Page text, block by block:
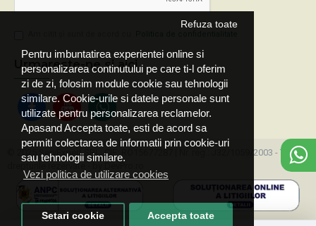
Pentru imbuntatirea experientei online si
personalizarea continutului pe care ti-l oferim
zi de zi, folosim module cookie sau tehnologii
similare. Cookie-urile si datele personale sunt
utilizate pentru personalizarea reclamelor.
Apasand Accepta toate, esti de acord sa
permiti colectarea de informatii prin cookie-uri
sau tehnologii similare.
Vezi politica de utilizare cookies
Refuza toate
Setari cookie Accepta toate
Urmareste-ne si aici
© 2025 ServExpert SRL, CIF: RO15677287 | Nr. reg.: J32/1059/2003 - Toate
drepturile rezervate - by DevPro.ro